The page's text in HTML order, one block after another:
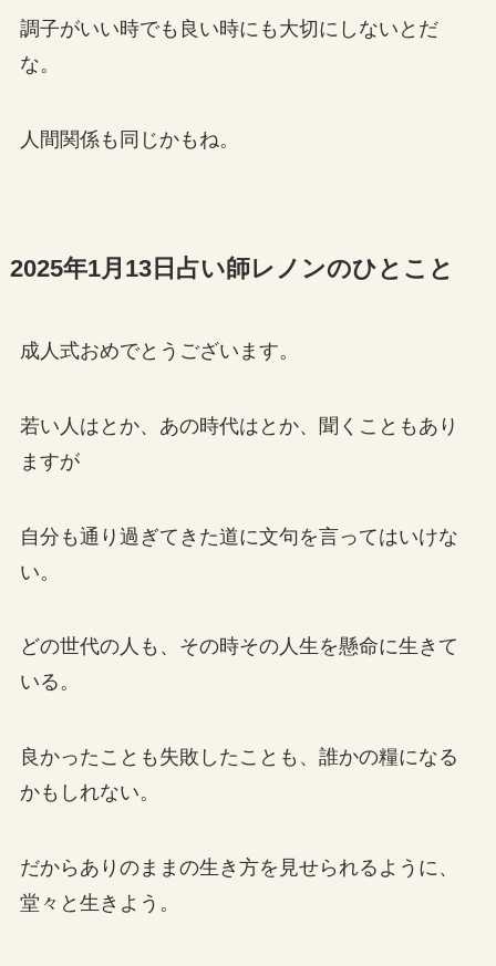
調子がいい時でも良い時にも大切にしないとだ
な。
人間関係も同じかもね。
2025年1月13日占い師レノンのひとこと
成人式おめでとうございます。
若い人はとか、あの時代はとか、聞くこともあり
ますが
自分も通り過ぎてきた道に文句を言ってはいけな
い。
どの世代の人も、その時その人生を懸命に生きて
いる。
良かったことも失敗したことも、誰かの糧になる
かもしれない。
だからありのままの生き方を見せられるように、
堂々と生きよう。